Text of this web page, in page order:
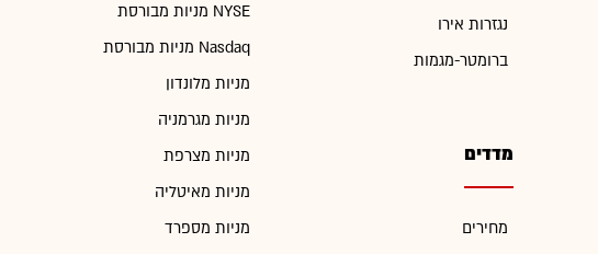
נגזרות אירו
ברומטר-מגמות
מדדים
מחירים
מניות מבורסת NYSE
מניות מבורסת Nasdaq
מניות מלונדון
מניות מגרמניה
מניות מצרפת
מניות מאיטליה
מניות מספרד